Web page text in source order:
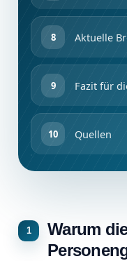
Aktuelle
Fazit für
Quellen
Warum